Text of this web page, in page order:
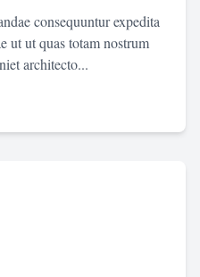
consequuntur expedita
ut ut quas totam nostrum
architecto...